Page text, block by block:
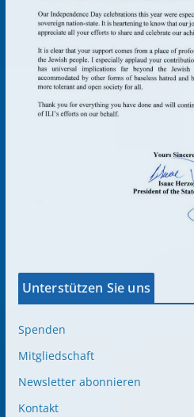
Unterstützen Sie uns
Spenden
Mitgliedschaft
Newsletter abonnieren
Kontakt